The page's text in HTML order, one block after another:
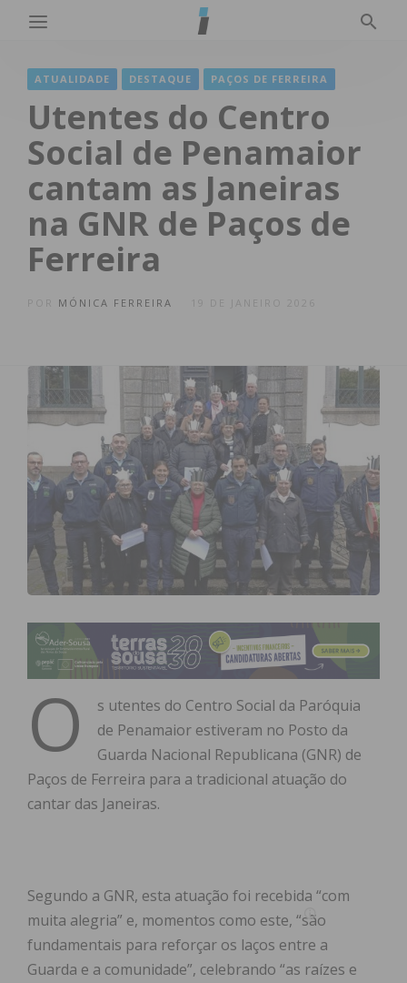
ATUALIDADE DESTAQUE PAÇOS DE FERREIRA
Utentes do Centro
Social de Penamaior
cantam as Janeiras
na GNR de Paços de
Ferreira
MÓNICA FERREIRA 19 DE JANEIRO 2026
O
s utentes do Centro Social da Paróquia
de Penamaior estiveram no Posto da
Guarda Nacional Republicana (GNR) de
Paços de Ferreira para a tradicional atuação do
cantar das Janeiras.
Segundo a GNR, esta atuação foi recebida “com
muita alegria” e, momentos como este, “são
fundamentais para reforçar os laços entre a
Guarda e a comunidade”, celebrando “as raízes e